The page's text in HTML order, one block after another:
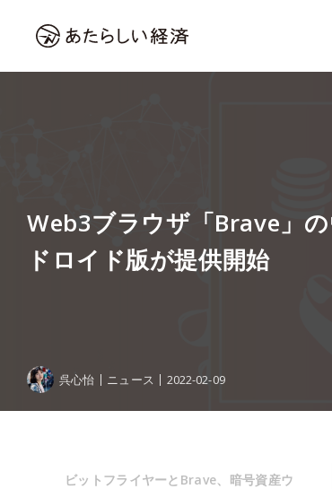
Web3ブラウザ「Brave」
ドロイド版が提供開始
呉心怡 ニュース 2022-02-09
ビットフライヤーとBrave、暗号資産ウ